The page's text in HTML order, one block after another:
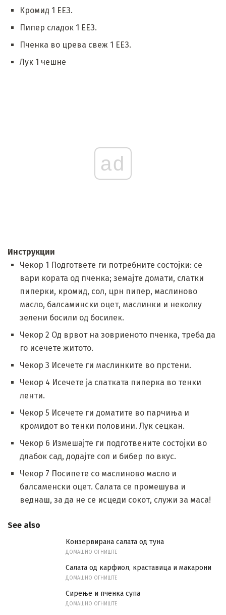
Кромид 1 ЕЕЗ.
Пипер сладок 1 ЕЕЗ.
Пченка во црева свеж 1 ЕЕЗ.
Лук 1 чешне
ad
Инструкции
Чекор 1 Подгответе ги потребните состојки: се
вари кората од пченка; земајте домати, слатки
пиперки, кромид, сол, црн пипер, маслиново
масло, балсамински оцет, маслинки и неколку
зелени босили од босилек.
Чекор 2 Од врвот на зовриеното пченка, треба да
го исечете житото.
Чекор 3 Исечете ги маслинките во прстени.
Чекор 4 Исечете ја слатката пиперка во тенки
ленти.
Чекор 5 Исечете ги доматите во парчиња и
кромидот во тенки половини. Лук сецкан.
Чекор 6 Измешајте ги подготвените состојки во
длабок сад, додајте сол и бибер по вкус.
Чекор 7 Посипете со маслиново масло и
балсаменски оцет. Салата се промешува и
веднаш, за да не се исцеди сокот, служи за маса!
See also
Конзервирана салата од туна
ДОМАШНО ОГНИШТЕ
Салата од карфиол, краставица и макарони
ДОМАШНО ОГНИШТЕ
Сирење и пченка супа
ДОМАШНО ОГНИШТЕ